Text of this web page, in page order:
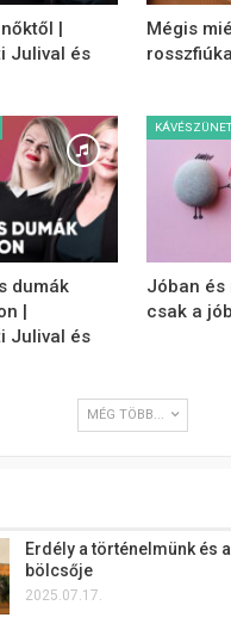
|
Julival és
Mégis
dumák
|
Julival és
KÁVÉSZÜNET
Jóban és
csak a
MÉG TÖBB...
Erdély a történelmünk és
bölcsője
2025.07.17.